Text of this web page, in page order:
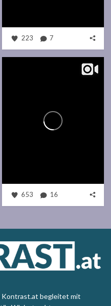
223 7
653 16
Kontrast.at begleitet mit